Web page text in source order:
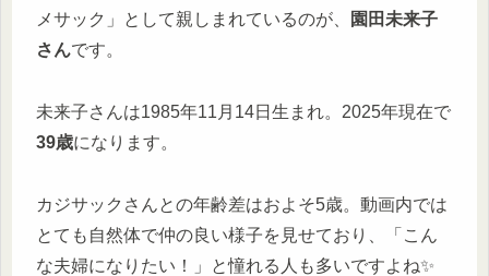
メサック」として親しまれているのが、
園田未来子
さんです。
未来子さんは1985年11月14日生まれ。2025年現在で
39歳になります。
カジサックさんとの年齢差はおよそ5歳。動画内では
とても自然体で仲の良い様子を見せており、「こん
な夫婦になりたい！」と憧れる人も多いですよね✨